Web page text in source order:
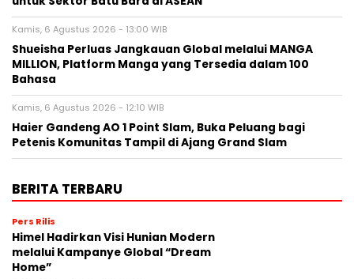
Kamis, 6 Agustus 2026 - 13:00 WIB
Shueisha Perluas Jangkauan Global melalui MANGA
MILLION, Platform Manga yang Tersedia dalam 100
Bahasa
Kamis, 6 Agustus 2026 - 12:10 WIB
Haier Gandeng AO 1 Point Slam, Buka Peluang bagi
Petenis Komunitas Tampil di Ajang Grand Slam
BERITA TERBARU
Pers Rilis
Himel Hadirkan Visi Hunian Modern
melalui Kampanye Global “Dream
Home”